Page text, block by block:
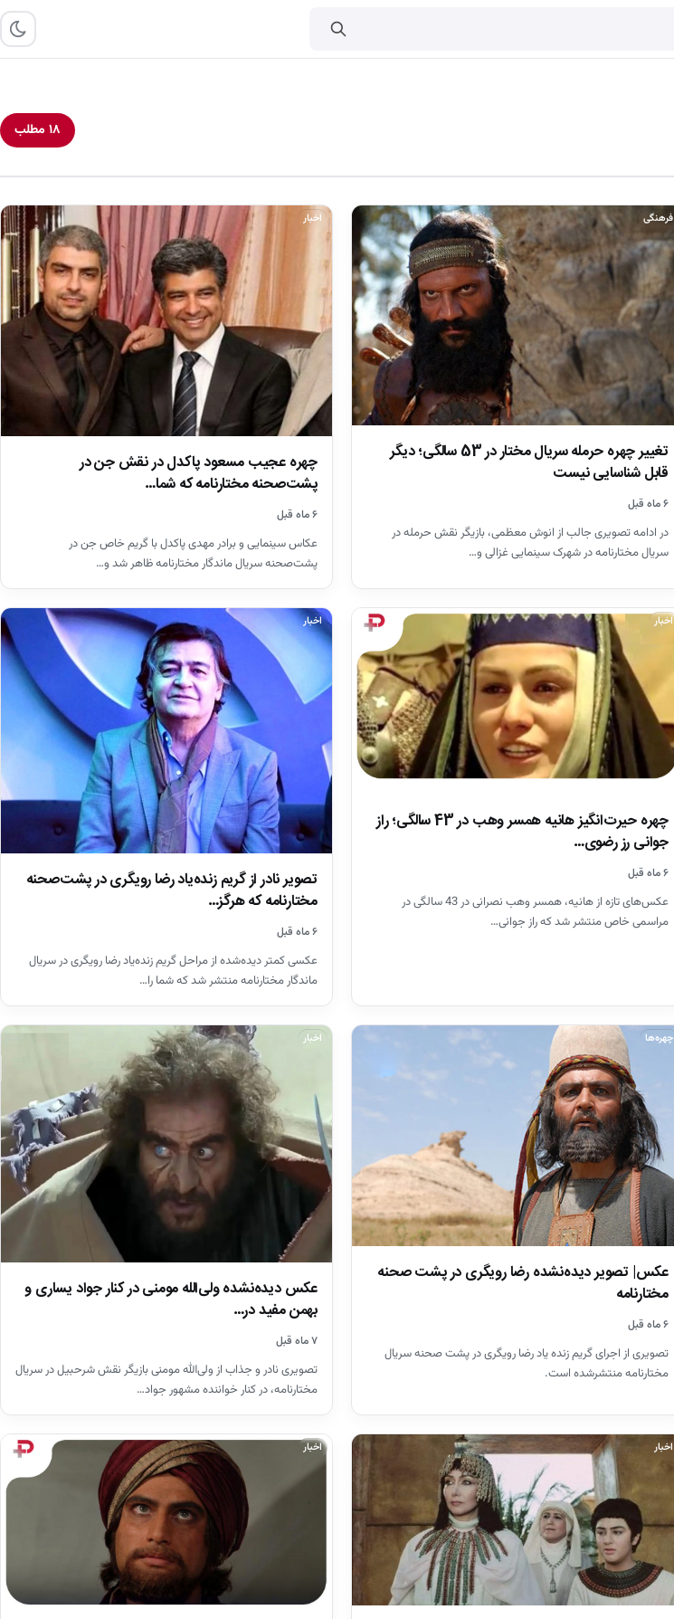
۱۸ مطلب
فرهنگی
تغییر چهره حرمله سریال مختار در 53 سالگی؛ دیگر
قابل شناسایی نیست
۶ ماه قبل
در ادامه تصویری جالب از انوش معظمی، بازیگر نقش حرمله در
سریال مختارنامه در شهرک سینمایی غزالی و…
اخبار
چهره عجیب مسعود پاکدل در نقش جن در
پشت‌صحنه مختارنامه که شما…
۶ ماه قبل
عکاس سینمایی و برادر مهدی پاکدل با گریم خاص جن در
پشت‌صحنه سریال ماندگار مختارنامه ظاهر شد و…
اخبار
چهره حیرت‌انگیز هانیه همسر وهب در 43 سالگی؛ راز
جوانی رز رضوی…
۶ ماه قبل
عکس‌های تازه از هانیه، همسر وهب نصرانی در 43 سالگی در
مراسمی خاص منتشر شد که راز جوانی…
اخبار
تصویر نادر از گریم زنده‌یاد رضا رویگری در پشت‌صحنه
مختارنامه که هرگز…
۶ ماه قبل
عکسی کمتر دیده‌شده از مراحل گریم زنده‌یاد رضا رویگری در سریال
ماندگار مختارنامه منتشر شد که شما را…
چهره‌ها
عکس| تصویر دیده‌نشده رضا رویگری در پشت صحنه
مختارنامه
۶ ماه قبل
تصویری از اجرای گریم زنده یاد رضا رویگری در پشت صحنه سریال
مختارنامه منتشرشده است.
اخبار
عکس دیده‌نشده ولی‌الله مومنی در کنار جواد یساری و
بهمن مفید در…
۷ ماه قبل
تصویری نادر و جذاب از ولی‌الله مومنی بازیگر نقش شرحبیل در سریال
مختارنامه، در کنار خواننده مشهور جواد…
اخبار اخبار